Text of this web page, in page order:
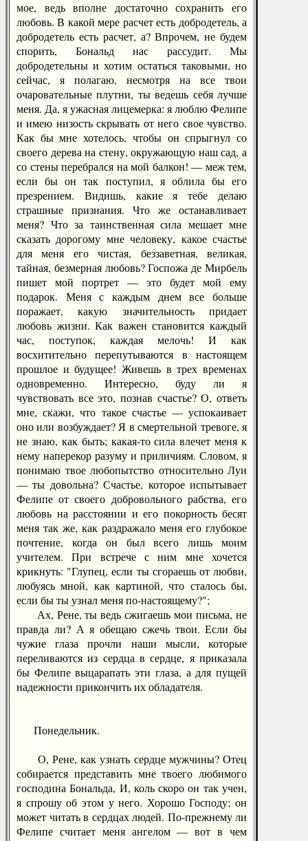
мое, ведь вполне достаточно сохранить его
любовь. В какой мере расчет есть добродетель, а
добродетель есть расчет, а? Впрочем, не будем
спорить, Бональд нас рассудит. Мы
добродетельны и хотим остаться таковыми, но
сейчас, я полагаю, несмотря на все твои
очаровательные плутни, ты ведешь себя лучше
меня. Да, я ужасная лицемерка: я люблю Фелипе
и имею низость скрывать от него свое чувство.
Как бы мне хотелось, чтобы он спрыгнул со
своего дерева на стену, окружающую наш сад, а
со стены перебрался на мой балкон! — меж тем,
если бы он так поступил, я облила бы его
презрением. Видишь, какие я тебе делаю
страшные признания. Что же останавливает
меня? Что за таинственная сила мешает мне
сказать дорогому мне человеку, какое счастье
для меня его чистая, беззаветная, великая,
тайная, безмерная любовь? Госпожа де Мирбель
пишет мой портрет — это будет мой ему
подарок. Меня с каждым днем все больше
поражает, какую значительность придает
любовь жизни. Как важен становится каждый
час, поступок, каждая мелочь! И как
восхитительно перепутываются в настоящем
прошлое и будущее! Живешь в трех временах
одновременно. Интересно, буду ли я
чувствовать все это, познав счастье? О, ответь
мне, скажи, что такое счастье — успокаивает
оно или возбуждает? Я в смертельной тревоге, я
не знаю, как быть; какая-то сила влечет меня к
нему наперекор разуму и приличиям. Словом, я
понимаю твое любопытство относительно Луи
— ты довольна? Счастье, которое испытывает
Фелипе от своего добровольного рабства, его
любовь на расстоянии и его покорность бесят
меня так же, как раздражало меня его глубокое
почтение, когда он был всего лишь моим
учителем. При встрече с ним мне хочется
крикнуть: "Глупец, если ты сгораешь от любви,
любуясь мной, как картиной, что сталось бы,
если бы ты узнал меня по-настоящему?";
Ах, Рене, ты ведь сжигаешь мои письма, не
правда ли? А я обещаю сжечь твои. Если бы
чужие глаза прочли наши мысли, которые
переливаются из сердца в сердце, я приказала
бы Фелипе выцарапать эти глаза, а для пущей
надежности прикончить их обладателя.
Понедельник.
О, Рене, как узнать сердце мужчины? Отец
собирается представить мне твоего любимого
господина Бональда, И, коль скоро он так учен,
я спрошу об этом у него. Хорошо Господу; он
может читать в сердцах людей. По-прежнему ли
Фелипе считает меня ангелом — вот в чем